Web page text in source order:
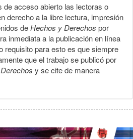
de acceso abierto las lectoras o
derecho a la libre lectura, impresión
deHechos y Derechos por
inmediata a la publicación en línea
requisito para esto es que siempre
que el trabajo se publicó por
y se cite de manera